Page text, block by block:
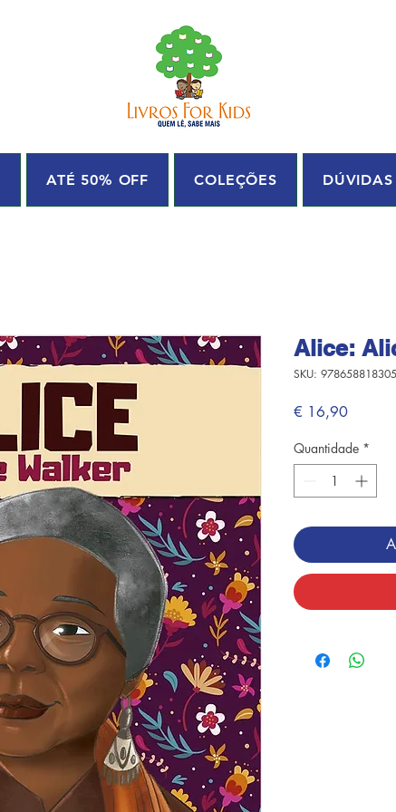
ATÉ 50% OFF COLEÇÕES DÚVIDAS
Alice:
SKU:
€ 16,90Preço
Quantidade *